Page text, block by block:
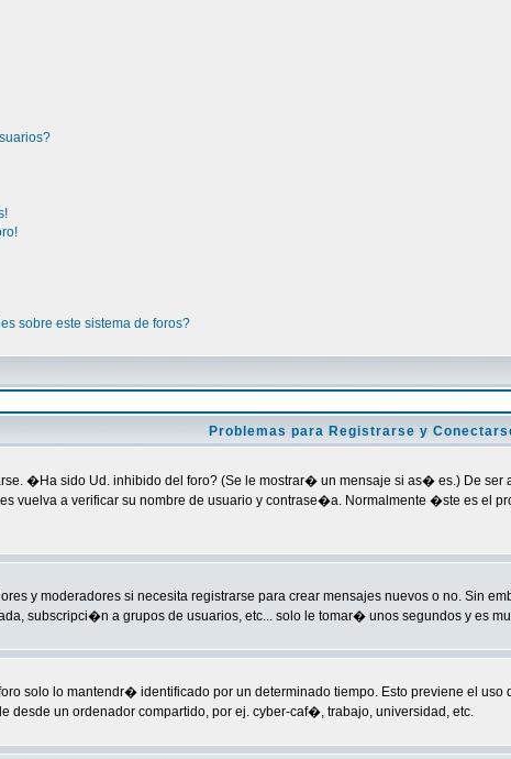
sobre este sistema de foros?
Problemas para Registrarse y
�Ha sido Ud. inhibido del foro? (Se le mostrar� un mensaje si as� es.) De
vuelva a verificar su nombre de usuario y contrase�a. Normalmente �ste es el
y moderadores si necesita registrarse para crear mensajes nuevos o no. Sin
subscripci�n a grupos de usuarios, etc... solo le tomar� unos segundos y es
solo lo mantendr� identificado por un determinado tiempo. Esto previene el
desde un ordenador compartido, por ej. cyber-caf�, trabajo, universidad, etc.